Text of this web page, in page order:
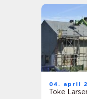
04. april
Toke